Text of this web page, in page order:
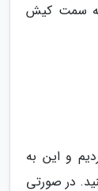
به سمت کیش
و این به
در صورتی